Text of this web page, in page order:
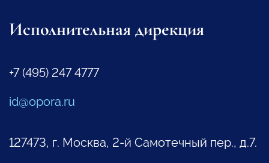
Исполнительная дирекция
+7 (495) 247 4777
id@opora.ru
127473, г. Москва, 2-й Самотечный пер., д.7.